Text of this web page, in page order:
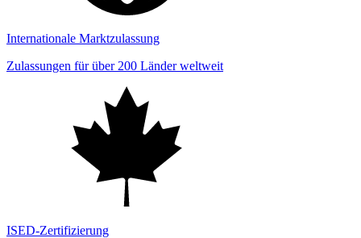
Internationale Marktzulassung
Zulassungen für über 200 Länder weltweit
ISED-Zertifizierung